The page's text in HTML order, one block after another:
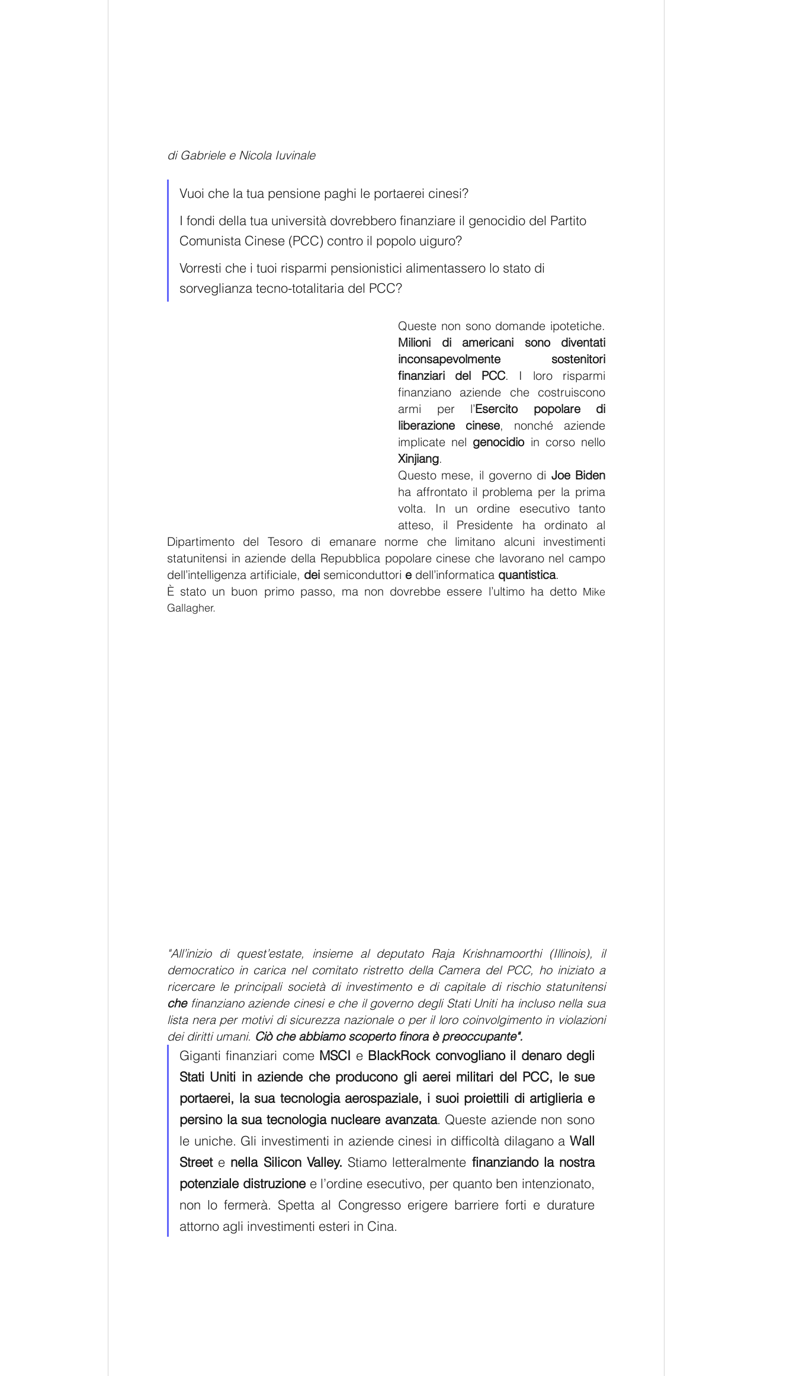
di Gabriele e Nicola Iuvinale
Vuoi che la tua pensione paghi le portaerei cinesi?
I fondi della tua università dovrebbero finanziare il genocidio del Partito
Comunista Cinese (PCC) contro il popolo uiguro?
Vorresti che i tuoi risparmi pensionistici alimentassero lo stato di
sorveglianza tecno-totalitaria del PCC?
Milioni di americani sono diventati
inconsapevolmente sostenitori
finanziari del PCC. I loro risparmi
finanziano aziende che costruiscono
armi per l’Esercito popolare di
liberazione cinese, nonché aziende
implicate nel genocidio
Xinjiang.
Questo mese, il governo di Joe Biden
ha affrontato il problema per la prima
volta. In un ordine esecutivo tanto
atteso, il Presidente ha ordinato al
Dipartimento del Tesoro di emanare norme che limitano alcuni investimenti
statunitensi in aziende della Repubblica popolare cinese che lavorano nel campo
dell’intelligenza artificiale, dei semiconduttori e dell’informatica quantistica.
È stato un buon primo passo, ma non dovrebbe essere l’ultimo ha detto Mike
Gallagher.
"All’inizio di quest’estate, insieme al deputato Raja Krishnamoorthi (Illinois), il
democratico in carica nel comitato ristretto della Camera del PCC, ho iniziato a
ricercare le principali società di investimento e di capitale di rischio statunitensi
che finanziano aziende cinesi e che il governo degli Stati Uniti ha incluso nella sua
lista nera per motivi di sicurezza nazionale o per il loro coinvolgimento in violazioni
dei diritti umani. Ciò che abbiamo scoperto finora è preoccupante".
Giganti finanziari come MSCI e BlackRock convogliano il denaro degli
Stati Uniti in aziende che producono gli aerei militari del PCC, le sue
portaerei, la sua tecnologia aerospaziale, i suoi proiettili di artiglieria e
persino la sua tecnologia nucleare avanzata. Queste aziende non sono
le uniche. Gli investimenti in aziende cinesi in difficoltà dilagano a Wall
Street e nella Silicon Valley. Stiamo letteralmente finanziando la nostra
potenziale distruzione e l’ordine esecutivo, per quanto ben intenzionato,
non lo fermerà. Spetta al Congresso erigere barriere forti e durature
attorno agli investimenti esteri in Cina.